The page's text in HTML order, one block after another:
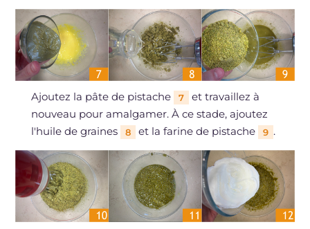
Ajoutez la pâte de pistache 7
et travaillez à
nouveau pour amalgamer. À ce stade, ajoutez
l'huile de graines
8 et la farine de pistache 9 .